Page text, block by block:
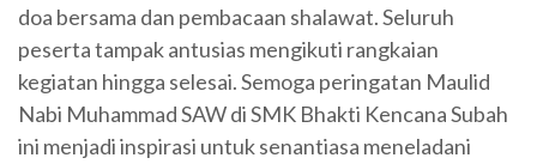
doa bersama dan pembacaan shalawat. Seluruh
peserta tampak antusias mengikuti rangkaian
kegiatan hingga selesai. Semoga peringatan Maulid
Nabi Muhammad SAW di SMK Bhakti Kencana Subah
ini menjadi inspirasi untuk senantiasa meneladani